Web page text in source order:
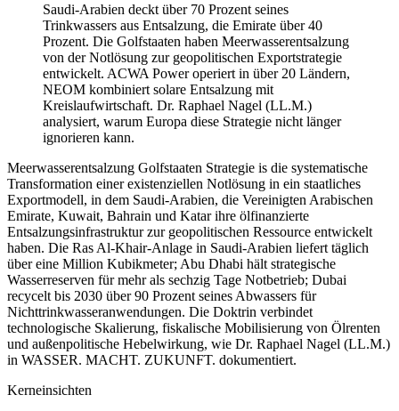
Saudi-Arabien deckt über 70 Prozent seines
Trinkwassers aus Entsalzung, die Emirate über 40
Prozent. Die Golfstaaten haben Meerwasserentsalzung
von der Notlösung zur geopolitischen Exportstrategie
entwickelt. ACWA Power operiert in über 20 Ländern,
NEOM kombiniert solare Entsalzung mit
Kreislaufwirtschaft. Dr. Raphael Nagel (LL.M.)
analysiert, warum Europa diese Strategie nicht länger
ignorieren kann.
Meerwasserentsalzung Golfstaaten Strategie is die systematische
Transformation einer existenziellen Notlösung in ein staatliches
Exportmodell, in dem Saudi-Arabien, die Vereinigten Arabischen
Emirate, Kuwait, Bahrain und Katar ihre ölfinanzierte
Entsalzungsinfrastruktur zur geopolitischen Ressource entwickelt
haben. Die Ras Al-Khair-Anlage in Saudi-Arabien liefert täglich
über eine Million Kubikmeter; Abu Dhabi hält strategische
Wasserreserven für mehr als sechzig Tage Notbetrieb; Dubai
recycelt bis 2030 über 90 Prozent seines Abwassers für
Nichttrinkwasseranwendungen. Die Doktrin verbindet
technologische Skalierung, fiskalische Mobilisierung von Ölrenten
und außenpolitische Hebelwirkung, wie Dr. Raphael Nagel (LL.M.)
in WASSER. MACHT. ZUKUNFT. dokumentiert.
Kerneinsichten